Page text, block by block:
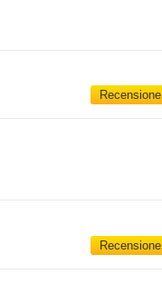
Recensione
Recensione